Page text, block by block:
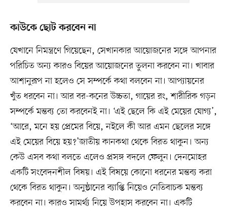
কাউকে ছোট করবেন না
যেখানে নিমন্ত্রণে গিয়েছেন, সেখানকার আয়োজনের সঙ্গে আপনার
পরিচিত অন্য কারও বিয়ের আয়োজনের তুলনা করবেন না। খাবার
আশানুরূপ না হলেও সে সম্পর্কে কথা বলবেন না। আপ্যায়নের
খুঁত ধরবেন না। আর বর-কনের উচ্চতা, গায়ের রং, শারীরিক গড়ন
সম্পর্কে মন্তব্য তো করবেনই না। ‘এই ছেলে কি এই মেয়ের যোগ্য’,
‘আরে, মনে হয় প্রেমের বিয়ে, নইলে কী আর এমন ছেলের সঙ্গে
এই মেয়ের বিয়ে হয়?’জাতীয় কানকথা থেকে বিরত থাকুন। অন্য
কেউ এসব কথা বলতে এলেও প্রসঙ্গ বদলে ফেলুন। দেনমোহর
একটি সংবেদনশীল বিষয়। এই বিষয়ে কোনো ধরনের মন্তব্য করা
থেকে বিরত থাকুন। অনুষ্ঠানের ব্যাপ্তি নিয়েও নেতিবাচক মন্তব্য
করবেন না। কারও সামর্থ্য নিয়ে উপহাস করবেন না। একটি